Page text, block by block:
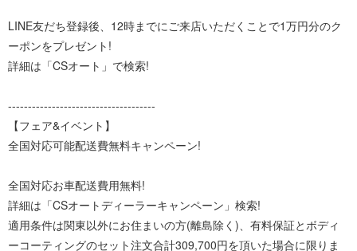
LINE友だち登録後、12時までにご来店いただくことで1万円分のク
ーポンをプレゼント!
詳細は「CSオート」で検索!
-------------------------------------
【フェア&イベント】
全国対応可能配送費無料キャンペーン!
全国対応お車配送費用無料!
詳細は「CSオートディーラーキャンペーン」検索!
適用条件は関東以外にお住まいの方(離島除く)、有料保証とボディ
ーコーティングのセット注文合計309,700円を頂いた場合に限りま